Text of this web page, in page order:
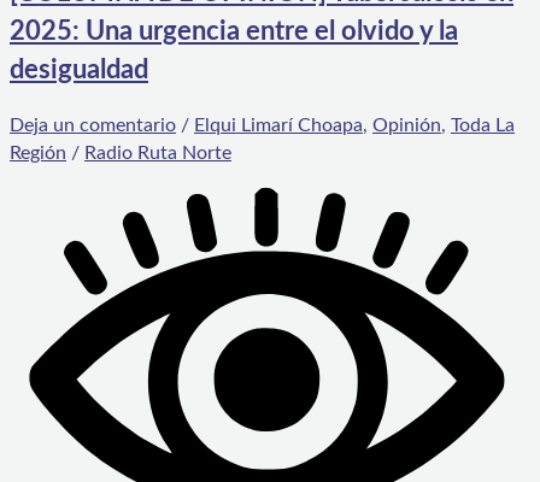
2025: Una urgencia entre el olvido y la
desigualdad
Deja un comentario / Elqui Limarí Choapa, Opinión, Toda La
Región / Radio Ruta Norte